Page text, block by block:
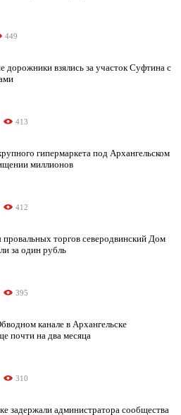
449
дорожники взялись за участок Суфтина с
413
гипермаркета под Архангельском
миллионов
412
торгов северодвинский Дом
за один рубль
395
канале в Архангельске
почти на два месяца
310
задержали администратора сообщества